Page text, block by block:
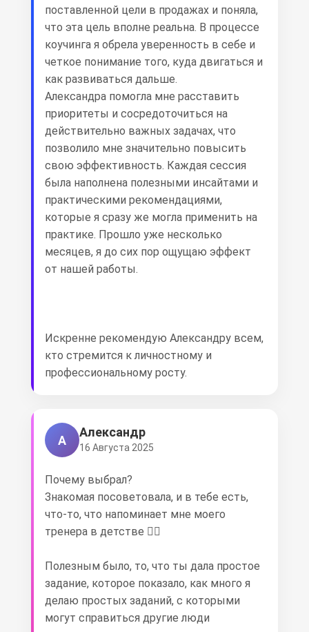
поставленной цели в продажах и поняла,
что эта цель вполне реальна. В процессе
коучинга я обрела уверенность в себе и
четкое понимание того, куда двигаться и
как развиваться дальше.
Александра помогла мне расставить
приоритеты и сосредоточиться на
действительно важных задачах, что
позволило мне значительно повысить
свою эффективность. Каждая сессия
была наполнена полезными инсайтами и
практическими рекомендациями,
которые я сразу же могла применить на
практике. Прошло уже несколько
месяцев, я до сих пор ощущаю эффект
от нашей работы.
Искренне рекомендую Александру всем,
кто стремится к личностному и
профессиональному росту.
А
Александр
16 Августа 2025
Почему выбрал?
Знакомая посоветовала, и в тебе есть,
что-то, что напоминает мне моего
тренера в детстве 🤷‍♂
Полезным было, то, что ты дала простое
задание, которое показало, как много я
делаю простых заданий, с которыми
могут справиться другие люди